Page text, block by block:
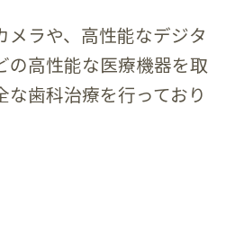
メラや、高性能なデジタ
の高性能な医療機器を取
な歯科治療を行っており